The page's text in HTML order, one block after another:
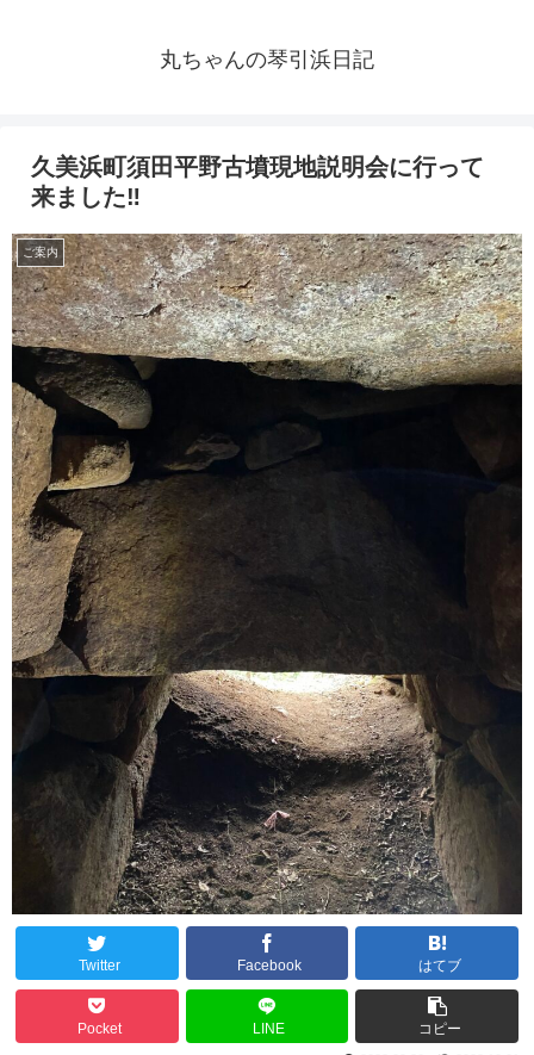
丸ちゃんの琴引浜日記
久美浜町須田平野古墳現地説明会に行って
来ました‼️
ご案内
Twitter Facebook はてブ
Pocket LINE コピー